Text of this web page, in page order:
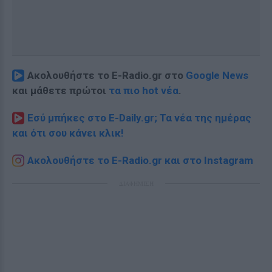
Ακολουθήστε το E-Radio.gr στο Google News
και μάθετε πρώτοι τα πιο hot νέα.
Εσύ μπήκες στο E-Daily.gr; Τα νέα της ημέρας
και ότι σου κάνει κλικ!
Ακολουθήστε το E-Radio.gr και στο Instagram